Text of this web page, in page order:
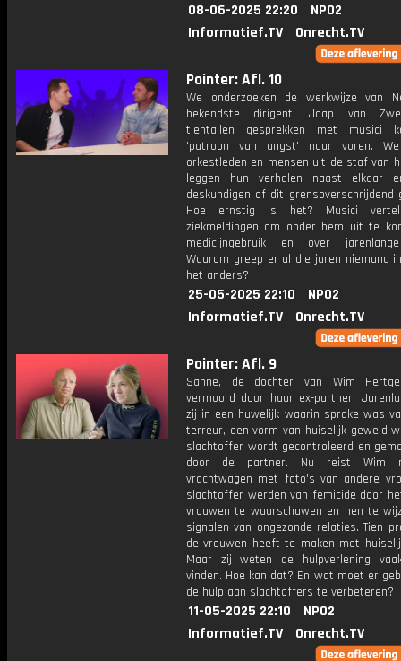
08-06-2025 22:20
NPO2
Informatief.TV
Onrecht.TV
Pointer: Afl. 10
We onderzoeken de werkwijze van
bekendste dirigent: Jaap van
tientallen gesprekken met musici
'patroon van angst' naar voren.
orkestleden en mensen uit de staf van
leggen hun verhalen naast elkaar
deskundigen of dit grensoverschrijdend
Hoe ernstig is het? Musici
ziekmeldingen om onder hem uit te
medicijngebruik en over
Waarom greep er al die jaren niemand
het anders?
25-05-2025 22:10
NPO2
Informatief.TV
Onrecht.TV
Pointer: Afl. 9
Sanne, de dochter van Wim
vermoord door haar ex-partner.
zij in een huwelijk waarin sprake was
terreur, een vorm van huiselijk geweld
slachtoffer wordt gecontroleerd en
door de partner. Nu reist Wim
vrachtwagen met foto's van andere
slachtoffer werden van femicide door
vrouwen te waarschuwen en hen te
signalen van ongezonde relaties. Tien
de vrouwen heeft te maken met
Maar zij weten de hulpverlening
vinden. Hoe kan dat? En wat moet er
de hulp aan slachtoffers te verbeteren?
11-05-2025 22:10
NPO2
Informatief.TV
Onrecht.TV